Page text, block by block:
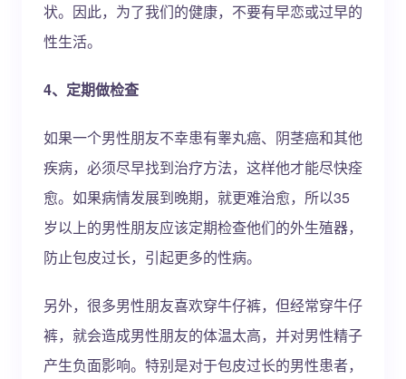
状。因此，为了我们的健康，不要有早恋或过早的
性生活。
4、定期做检查
如果一个男性朋友不幸患有睾丸癌、阴茎癌和其他
疾病，必须尽早找到治疗方法，这样他才能尽快痊
愈。如果病情发展到晚期，就更难治愈，所以35
岁以上的男性朋友应该定期检查他们的外生殖器，
防止包皮过长，引起更多的性病。
另外，很多男性朋友喜欢穿牛仔裤，但经常穿牛仔
裤，就会造成男性朋友的体温太高，并对男性精子
产生负面影响。特别是对于包皮过长的男性患者，